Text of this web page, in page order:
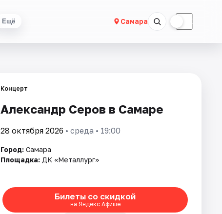
Ещё Самара ☾
Концерт
Александр Серов в Самаре
28 октября 2026 • среда • 19:00
Город: Самара
Площадка: ДК «Металлург»
Билеты со скидкой
на Яндекс Афише